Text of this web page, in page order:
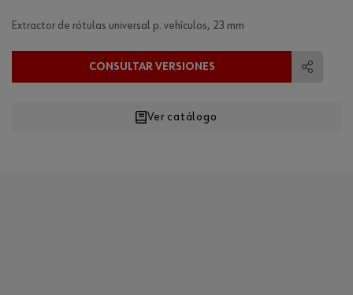
Extractor de rótulas universal p. vehículos, 23 mm
CONSULTAR VERSIONES
Ver catálogo